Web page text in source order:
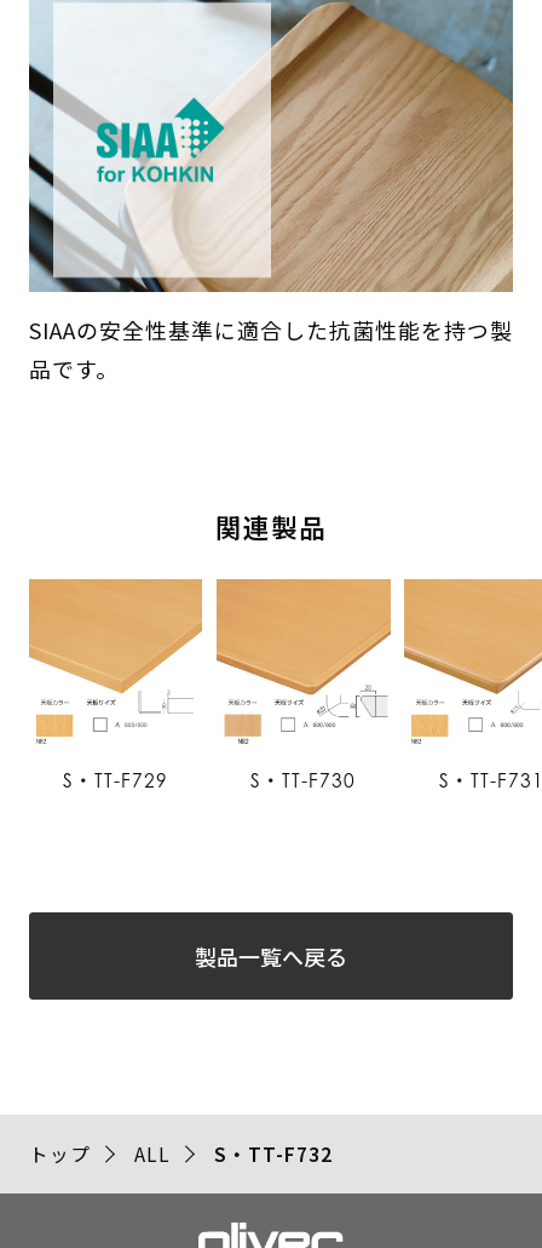
SIAAの安全性基準に適合した抗菌性能を持つ製
品です。
関連製品
S・TT-F729 S・TT-F730 S・TT-
製品一覧へ戻る
トップ ALL S・TT-F732